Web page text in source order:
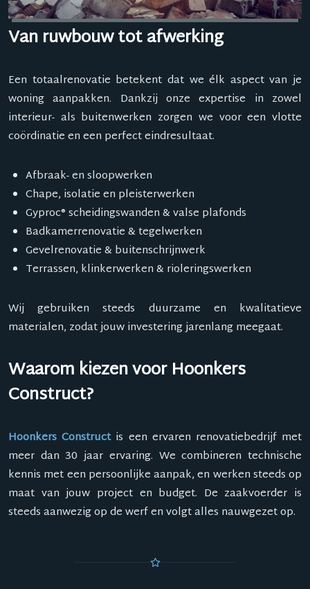
Van ruwbouw tot afwerking
Een totaalrenovatie betekent dat we élk aspect van je
woning aanpakken. Dankzij onze expertise in zowel
interieur- als buitenwerken zorgen we voor een vlotte
coördinatie en een perfect eindresultaat.
Afbraak- en sloopwerken
Chape, isolatie en pleisterwerken
Gyproc® scheidingswanden & valse plafonds
Badkamerrenovatie & tegelwerken
Gevelrenovatie & buitenschrijnwerk
Terrassen, klinkerwerken & rioleringswerken
Wij gebruiken steeds duurzame en kwalitatieve
materialen, zodat jouw investering jarenlang meegaat.
Waarom kiezen voor Hoonkers
Construct?
Hoonkers Constructis een ervaren renovatiebedrijf met
meer dan 30 jaar ervaring. We combineren technische
kennis met een persoonlijke aanpak, en werken steeds op
maat van jouw project en budget. De zaakvoerder is
steeds aanwezig op de werf en volgt alles nauwgezet op.